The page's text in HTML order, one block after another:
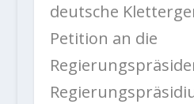
deutsche
Petition an die